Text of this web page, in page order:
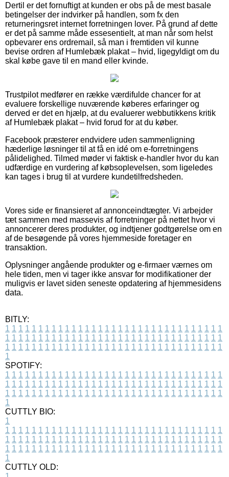
Dertil er det fornuftigt at kunden er obs på de mest basale
betingelser der indvirker på handlen, som fx den
returneringsret internet forretningen lover. På grund af dette
er det på samme måde essesentielt, at man når som helst
opbevarer ens ordremail, så man i fremtiden vil kunne
bevise ordren af Humlebæk plakat – hvid, ligegyldigt om du
skal købe gave til en mand eller kvinde.
Trustpilot medfører en række værdifulde chancer for at
evaluere forskellige nuværende køberes erfaringer og
derved er det en hjælp, at du evaluerer webbutikkens kritik
af Humlebæk plakat – hvid forud for at du køber.
Facebook præsterer endvidere uden sammenligning
hæderlige løsninger til at få en idé om e-forretningens
pålidelighed. Tilmed møder vi faktisk e-handler hvor du kan
udfærdige en vurdering af købsoplevelsen, som ligeledes
kan tages i brug til at vurdere kundetilfredsheden.
Vores side er finansieret af annonceindtægter. Vi arbejder
tæt sammen med massevis af forretninger på nettet hvor vi
annoncerer deres produkter, og indtjener godtgørelse om en
af de besøgende på vores hjemmeside foretager en
transaktion.
Oplysninger angående produkter og e-firmaer værnes om
hele tiden, men vi tager ikke ansvar for modifikationer der
muligvis er lavet siden seneste opdatering af hjemmesidens
data.
BITLY:
1 1 1 1 1 1 1 1 1 1 1 1 1 1 1 1 1 1 1 1 1 1 1 1 1 1 1 1 1 1 1 1 1
1 1 1 1 1 1 1 1 1 1 1 1 1 1 1 1 1 1 1 1 1 1 1 1 1 1 1 1 1 1 1 1 1
1 1 1 1 1 1 1 1 1 1 1 1 1 1 1 1 1 1 1 1 1 1 1 1 1 1 1 1 1 1 1 1 1
1
SPOTIFY:
1 1 1 1 1 1 1 1 1 1 1 1 1 1 1 1 1 1 1 1 1 1 1 1 1 1 1 1 1 1 1 1 1
1 1 1 1 1 1 1 1 1 1 1 1 1 1 1 1 1 1 1 1 1 1 1 1 1 1 1 1 1 1 1 1 1
1 1 1 1 1 1 1 1 1 1 1 1 1 1 1 1 1 1 1 1 1 1 1 1 1 1 1 1 1 1 1 1 1
1
CUTTLY BIO:
1
1 1 1 1 1 1 1 1 1 1 1 1 1 1 1 1 1 1 1 1 1 1 1 1 1 1 1 1 1 1 1 1 1
1 1 1 1 1 1 1 1 1 1 1 1 1 1 1 1 1 1 1 1 1 1 1 1 1 1 1 1 1 1 1 1 1
1 1 1 1 1 1 1 1 1 1 1 1 1 1 1 1 1 1 1 1 1 1 1 1 1 1 1 1 1 1 1 1 1
1
CUTTLY OLD: